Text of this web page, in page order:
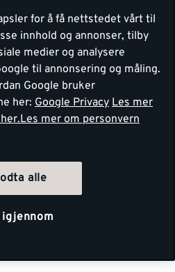
for å få nettstedet vårt til
innhold og annonser, tilby
medier og analysere
til annonsering og måling.
Google bruker
her: Google Privacy Les mer
Les mer om personvern
alle
igjennom